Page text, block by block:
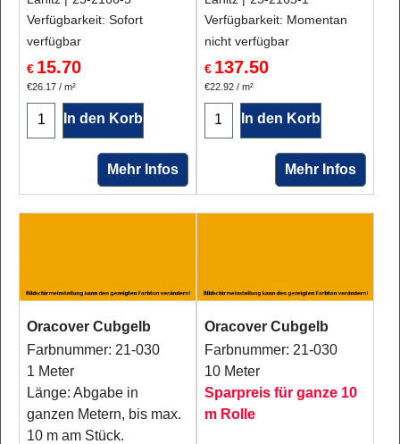
€ 15.70
€26.17 / m²
Verfügbarkeit: Sofort
verfügbar
In den Korb
Mehr Infos
€ 137.50
€22.92/ m²
Verfügbarkeit: Momentan
nicht verfügbar
In den Korb
Mehr Infos
Oracover Cubgelb
Farbnummer: 21-030
1 Meter
Länge: Abgabe in
ganzen Metern, bis max.
10 m am Stück.
Oracover Cubgelb
Farbnummer: 21-030
10 Meter
Sparpreis für ganze 10
m Rolle